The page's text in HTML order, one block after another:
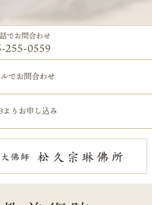
でお問合わせ
255-0559
でお問合わせ
よりお申し込み